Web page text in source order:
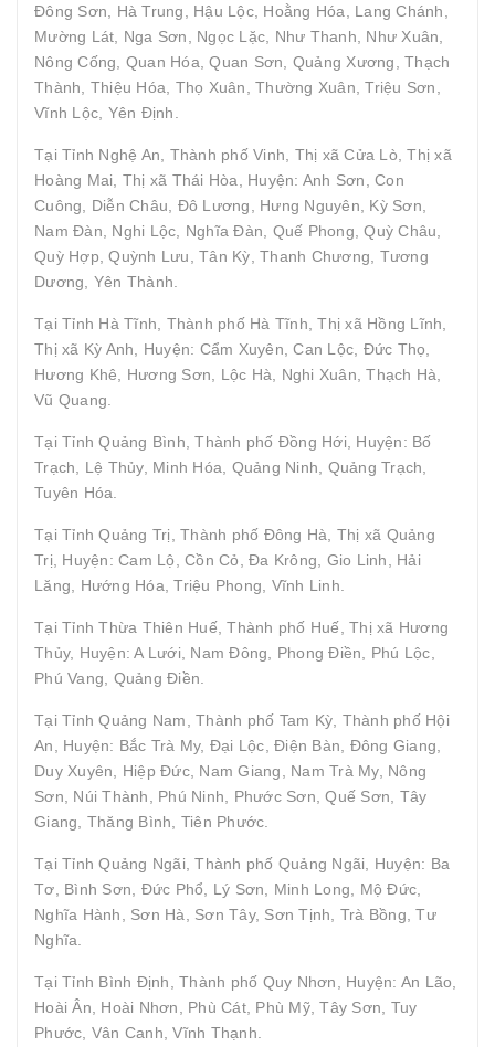
Đông Sơn, Hà Trung, Hậu Lộc, Hoằng Hóa, Lang Chánh,
Mường Lát, Nga Sơn, Ngọc Lặc, Như Thanh, Như Xuân,
Nông Cống, Quan Hóa, Quan Sơn, Quảng Xương, Thạch
Thành, Thiệu Hóa, Thọ Xuân, Thường Xuân, Triệu Sơn,
Vĩnh Lộc, Yên Định.
Tại Tỉnh Nghệ An, Thành phố Vinh, Thị xã Cửa Lò, Thị xã
Hoàng Mai, Thị xã Thái Hòa, Huyện: Anh Sơn, Con
Cuông, Diễn Châu, Đô Lương, Hưng Nguyên, Kỳ Sơn,
Nam Đàn, Nghi Lộc, Nghĩa Đàn, Quế Phong, Quỳ Châu,
Quỳ Hợp, Quỳnh Lưu, Tân Kỳ, Thanh Chương, Tương
Dương, Yên Thành.
Tại Tỉnh Hà Tĩnh, Thành phố Hà Tĩnh, Thị xã Hồng Lĩnh,
Thị xã Kỳ Anh, Huyện: Cẩm Xuyên, Can Lộc, Đức Thọ,
Hương Khê, Hương Sơn, Lộc Hà, Nghi Xuân, Thạch Hà,
Vũ Quang.
Tại Tỉnh Quảng Bình, Thành phố Đồng Hới, Huyện: Bố
Trạch, Lệ Thủy, Minh Hóa, Quảng Ninh, Quảng Trạch,
Tuyên Hóa.
Tại Tỉnh Quảng Trị, Thành phố Đông Hà, Thị xã Quảng
Trị, Huyện: Cam Lộ, Cồn Cỏ, Đa Krông, Gio Linh, Hải
Lăng, Hướng Hóa, Triệu Phong, Vĩnh Linh.
Tại Tỉnh Thừa Thiên Huế, Thành phố Huế, Thị xã Hương
Thủy, Huyện: A Lưới, Nam Đông, Phong Điền, Phú Lộc,
Phú Vang, Quảng Điền.
Tại Tỉnh Quảng Nam, Thành phố Tam Kỳ, Thành phố Hội
An, Huyện: Bắc Trà My, Đại Lộc, Điện Bàn, Đông Giang,
Duy Xuyên, Hiệp Đức, Nam Giang, Nam Trà My, Nông
Sơn, Núi Thành, Phú Ninh, Phước Sơn, Quế Sơn, Tây
Giang, Thăng Bình, Tiên Phước.
Tại Tỉnh Quảng Ngãi, Thành phố Quảng Ngãi, Huyện: Ba
Tơ, Bình Sơn, Đức Phổ, Lý Sơn, Minh Long, Mộ Đức,
Nghĩa Hành, Sơn Hà, Sơn Tây, Sơn Tịnh, Trà Bồng, Tư
Nghĩa.
Tại Tỉnh Bình Định, Thành phố Quy Nhơn, Huyện: An Lão,
Hoài Ân, Hoài Nhơn, Phù Cát, Phù Mỹ, Tây Sơn, Tuy
Phước, Vân Canh, Vĩnh Thạnh.